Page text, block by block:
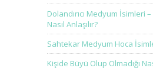
Dolandırıcı Medyum İsimleri
Nasıl Anlaşılır?
Sahtekar Medyum Hoca
Kişide Büyü Olup Olmadığı